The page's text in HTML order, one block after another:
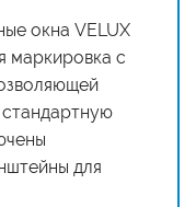
окна VELUX
маркировка с
для